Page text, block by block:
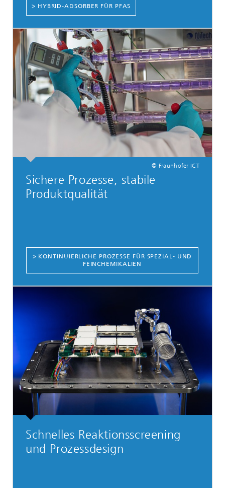
> HYBRID-ADSORBER FÜR PFAS
© Fraunhofer ICT
Sichere Prozesse, stabile
Produktqualität
> KONTINUIERLICHE PROZESSE FÜR SPEZIAL- UND
FEINCHEMIKALIEN
Schnelles Reaktionsscreening
und Prozessdesign